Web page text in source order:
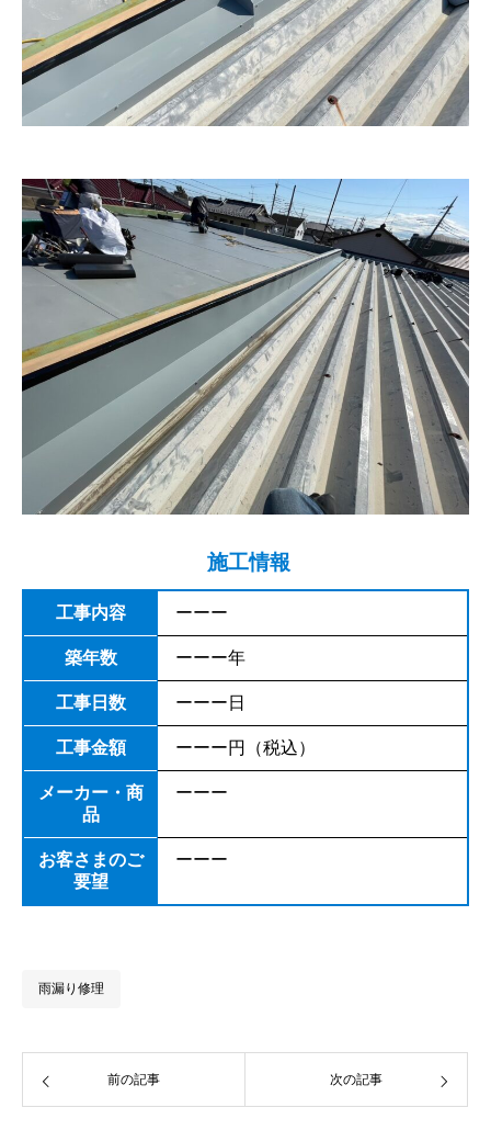
施工情報
工事内容 ーーー
築年数 ーーー年
工事日数 ーーー日
工事金額 ーーー円（税込）
メーカー・商
品
ーーー
お客さまのご
要望
ーーー
雨漏り修理
前の記事 次の記事